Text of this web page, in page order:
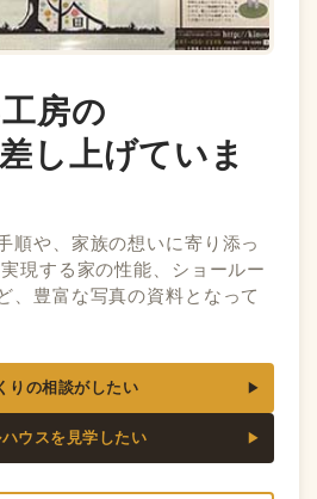
房の
し上げていま
順や、家族の想いに寄り添っ
現する家の性能、ショールー
、豊富な写真の資料となって
りの相談がしたい
ウスを見学したい